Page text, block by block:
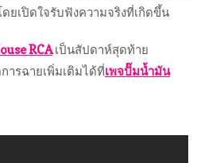
ยเปิดใจรับฟังความจริงที่เกิดขึ้น
RCAเป็นสัปดาห์สุดท้าย
ารฉายเพิ่มเติมได้ที่เพจปั๊มน้ำมัน